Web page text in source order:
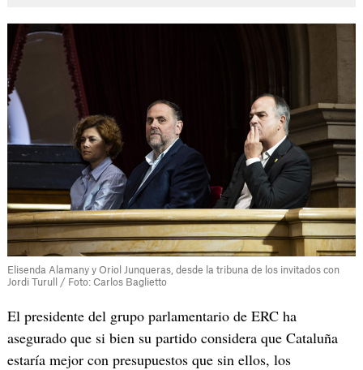
Elisenda Alamany y Oriol Junqueras, desde la tribuna de los invitados con
Jordi Turull / Foto: Carlos Baglietto
El presidente del grupo parlamentario de ERC ha
asegurado que si bien su partido considera que Cataluña
estaría mejor con presupuestos que sin ellos, los